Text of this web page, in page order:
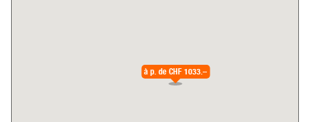
à p. de CHF 1033.–